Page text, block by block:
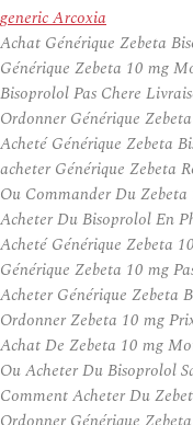
generic Arcoxia
Achat Générique Zebeta
Générique Zebeta 10 mg
Bisoprolol Pas Chere
Ordonner Générique
Acheté Générique Zebeta
acheter Générique Zebeta
Ou Commander Du
Acheter Du Bisoprolol En
Acheté Générique Zebeta
Générique Zebeta 10 mg
Acheter Générique Zebeta
Ordonner Zebeta 10 mg
Achat De Zebeta 10 mg
Ou Acheter Du Bisoprolol
Comment Acheter Du